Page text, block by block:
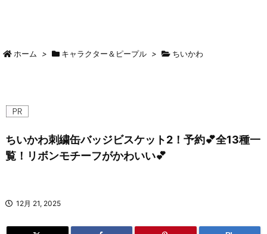
ホーム > キャラクター＆ピープル > ちいかわ
ちいかわ刺繍缶バッジビスケット2！予約💕全13種一
覧！リボンモチーフがかわいい💕
12月 21, 2025